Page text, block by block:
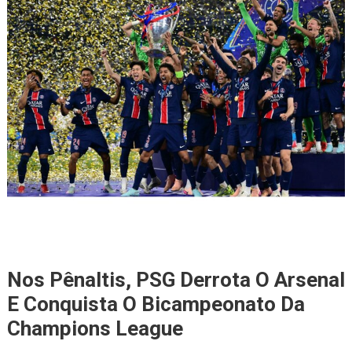
Nos Pênaltis, PSG Derrota O Arsenal
E Conquista O Bicampeonato Da
Champions League